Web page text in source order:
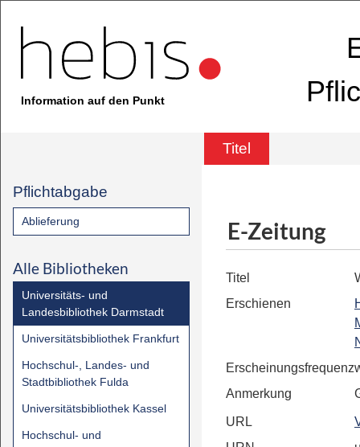
Information auf den Punkt
Titel
Pflichtabgabe
Ablieferung
Alle Bibliotheken
Universitäts- und
Landesbibliothek Darmstadt
Universitätsbibliothek Frankfurt
Hochschul-, Landes- und
Stadtbibliothek Fulda
Universitätsbibliothek Kassel
Hochschul- und
E-Zeitung
Titel
Erschienen
Erscheinungsfrequenz
Anmerkung
URL